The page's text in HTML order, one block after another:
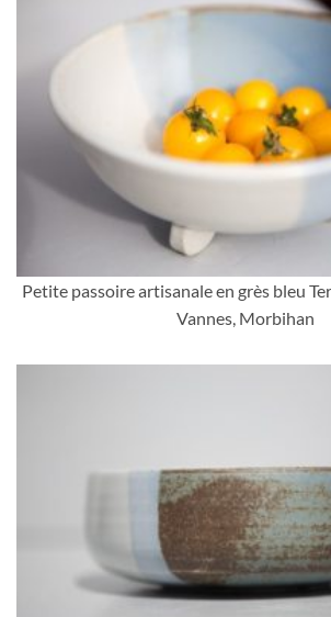
Petite passoire artisanale en grès bleu
Vannes, Morbihan